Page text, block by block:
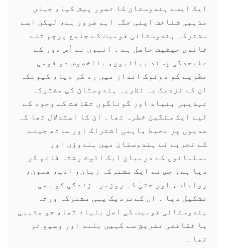
ایک ایسے ہندوستان کا تصور پیش کیا، جہاں
مذہبی شناخت اپنی جگہ اہم ضرور ہے، لیکن اسے
مشترکہ ہندوستانی قومیت کے جامع پرچم تلے
ثانوی حیثیت حاصل ہے ۔ انہوں نے اُس دور کے
علیحدگی پسند بیانیوں، بالخصوص دو قومی
نظریے کو دوٹوک انداز میں رد کر دیا، کیونکہ
ان کے نزدیک یہ نظریہ ہندوستان کی مشترکہ
تہذیبی بنیاد اور گوناگوں ثقافت کے وجود کے
لیے ایک سنگین خطرہ تھا۔ ان کا استدلال تھا کہ
صدیوں پر محیط باہمی اشتراک اور ساتھ جینے
کے تجربے نے ہندوستان میں ہندوؤں اور
مسلمانوں کے درمیان ایک اٹوٹ رشتہ قائم کر
دیا ہے، جس نے ایک مشترکہ زبان، ادب، فنون،
روایات، اور حتیٰ کہ روزمرہ زندگی کو بھی
تشکیل دیا ۔ ان کےنزدیک یہی مشترکہ ورثہ
ہندوستانی قومیت کی اصل بنیاد تھا، جو مذہبی
یا ثقافتی تفریق سے کہیں بلند اور وسیع تر
تھا ۔